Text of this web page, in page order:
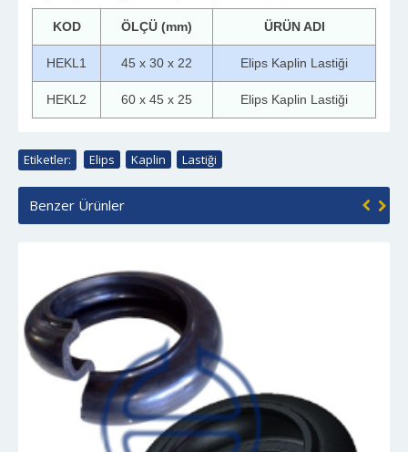
KOD ÖLÇÜ (mm) ÜRÜN ADI
HEKL1 45 x 30 x 22 Elips Kaplin Lastiği
HEKL2 60 x 45 x 25 Elips Kaplin Lastiği
Etiketler: Elips Kaplin Lastiği
Benzer Ürünler